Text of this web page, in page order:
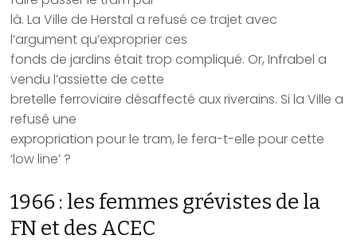
là. La Ville de Herstal a refusé ce trajet avec
l’argument qu’exproprier ces
fonds de jardins était trop compliqué. Or, Infrabel a
vendu l’assiette de cette
bretelle ferroviaire désaffecté aux riverains. Si la Ville a
refusé une
expropriation pour le tram, le fera-t-elle pour cette
‘low line’ ?
1966 : les femmes grévistes de la
FN et des ACEC